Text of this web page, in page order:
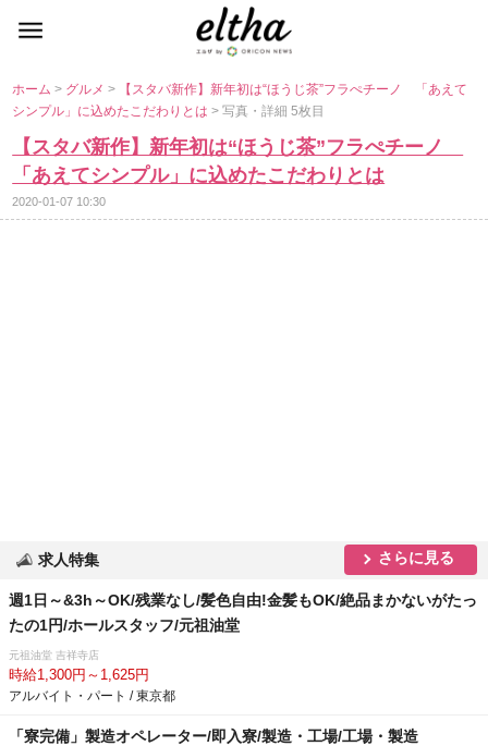
ホーム> グルメ>
【スタバ新作】新年初は“ほうじ茶”フラぺチーノ 「あえて
シンプル」に込めたこだわりとは> 写真・詳細 5枚目
【スタバ新作】新年初は“ほうじ茶”フラぺチーノ
「あえてシンプル」に込めたこだわりとは
2020-01-07 10:30
求人特集 さらに見る
週1日～&3h～OK/残業なし/髪色自由!金髪もOK/絶品まかないがたっ
たの1円/ホールスタッフ/元祖油堂
元祖油堂 吉祥寺店
時給1,300円～1,625円
アルバイト・パート / 東京都
「寮完備」製造オペレーター/即入寮/製造・工場/工場・製造